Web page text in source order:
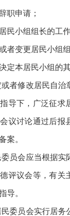
职申请；
民小组组长的工作
者变更居民小组
定本居民小组的
者修改居民自治
导下，广泛征求
议讨论通过后报
案。
员会应当根据实
评议会等，有关
导。
委员会实行居务